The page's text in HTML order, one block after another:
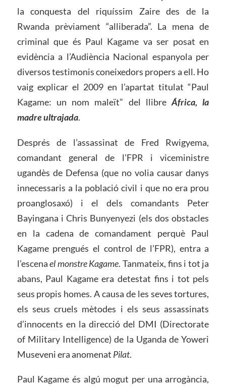
la conquesta del riquíssim Zaire des de la
Rwanda prèviament “alliberada”. La mena de
criminal que és Paul Kagame va ser posat en
evidència a l’Audiència Nacional espanyola per
diversos testimonis coneixedors propers a ell. Ho
vaig explicar el 2009 en l’apartat titulat “Paul
Kagame: un nom maleït” del llibreÁfrica, la
madre ultrajada.
Després de l’assassinat de Fred Rwigyema,
comandant general de l’FPR i viceministre
ugandès de Defensa (que no volia causar danys
innecessaris a la població civil i que no era prou
proanglosaxó) i el dels comandants Peter
Bayingana i Chris Bunyenyezi (els dos obstacles
en la cadena de comandament perquè Paul
Kagame prengués el control de l’FPR), entra a
l’escenael monstre Kagame. Tanmateix, fins i tot ja
abans, Paul Kagame era detestat fins i tot pels
seus propis homes. A causa de les seves tortures,
els seus cruels mètodes i els seus assassinats
d’innocents en la direcció del DMI (Directorate
of Military Intelligence) de la Uganda de Yoweri
Museveni era anomenat Pilat.
Paul Kagame és algú mogut per una arrogància,